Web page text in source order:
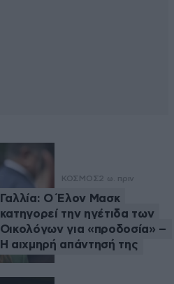
ΚΟΣΜΟΣ2 ω. πριν
Γαλλία: Ο Έλον Μασκ
κατηγορεί την ηγέτιδα των
Οικολόγων για «προδοσία» –
Η αιχμηρή απάντησή της